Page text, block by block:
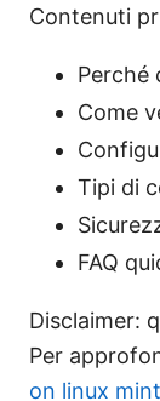
Contenuti
Perché
Come
Tipi di
FAQ
Disclaimer:
Per
on linux